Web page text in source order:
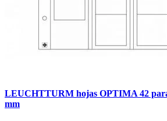
LEUCHTTURM hojas OPTIMA 42 para
mm